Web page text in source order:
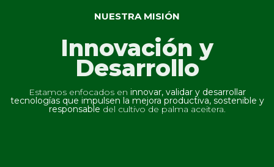
NUESTRA MISIÓN
Innovación y
Desarrollo
Estamos enfocados en innovar, validar y desarrollar
tecnologías que impulsen la mejora productiva, sostenible y
responsable del cultivo de palma aceitera.